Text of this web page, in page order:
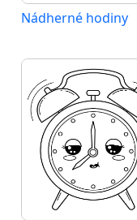
Nádherné hodiny